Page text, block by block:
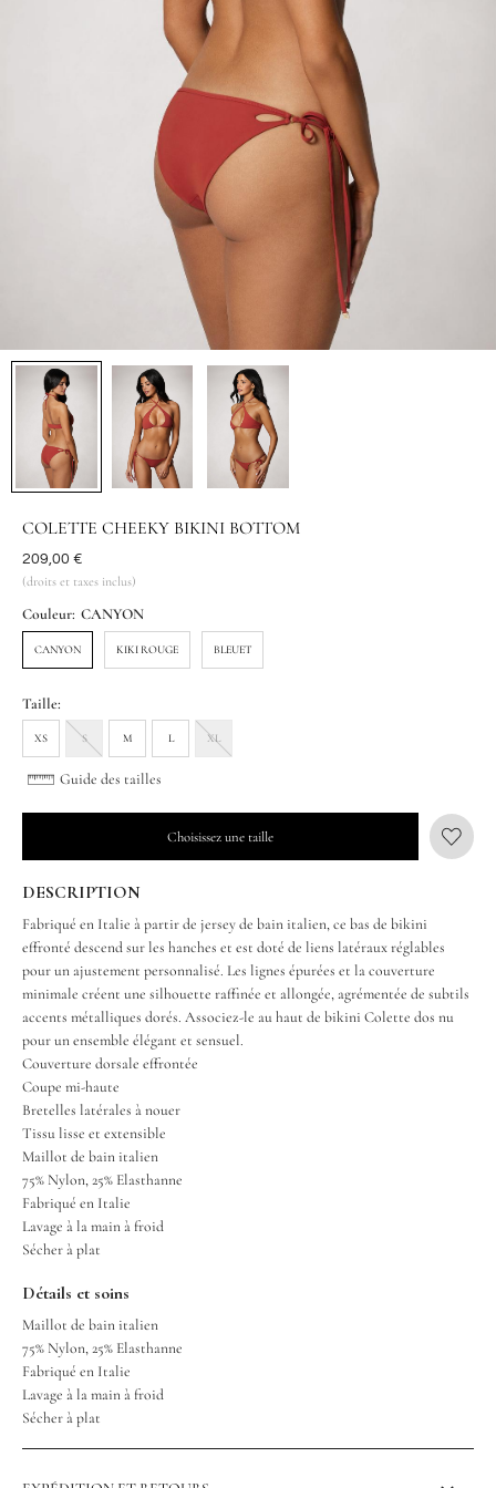
COLETTE CHEEKY BIKINI BOTTOM
Était
209,00 €
(droits et taxes inclus)
Couleur: CANYON
CANYON KIKI ROUGE BLEUET
Taille:
XS S M L XL
Guide des tailles
Choisissez une taille
DESCRIPTION
Fabriqué en Italie à partir de jersey de bain italien, ce bas de bikini
effronté descend sur les hanches et est doté de liens latéraux réglables
pour un ajustement personnalisé. Les lignes épurées et la couverture
minimale créent une silhouette raffinée et allongée, agrémentée de subtils
accents métalliques dorés. Associez-le au haut de bikini Colette dos nu
pour un ensemble élégant et sensuel.
Couverture dorsale effrontée
Coupe mi-haute
Bretelles latérales à nouer
Tissu lisse et extensible
Maillot de bain italien
75% Nylon, 25% Elasthanne
Fabriqué en Italie
Lavage à la main à froid
Sécher à plat
Détails et soins
Maillot de bain italien
75% Nylon, 25% Elasthanne
Fabriqué en Italie
Lavage à la main à froid
Sécher à plat